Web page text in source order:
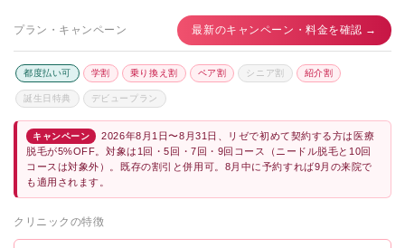
プラン・キャンペーン 最新のキャンペーン・料金を確認 →
都度払い可 学割 乗り換え割 ペア割 シニア割 紹介割
誕生日特典 デビュープラン
キャンペーン
2026年8月1日〜8月31日、リゼで初めて契約する方は医療
脱毛が5%OFF。対象は1回・5回・7回・9回コース（ニードル脱毛と10回
コースは対象外）。既存の割引と併用可。8月中に予約すれば9月の来院で
も適用されます。
クリニックの特徴